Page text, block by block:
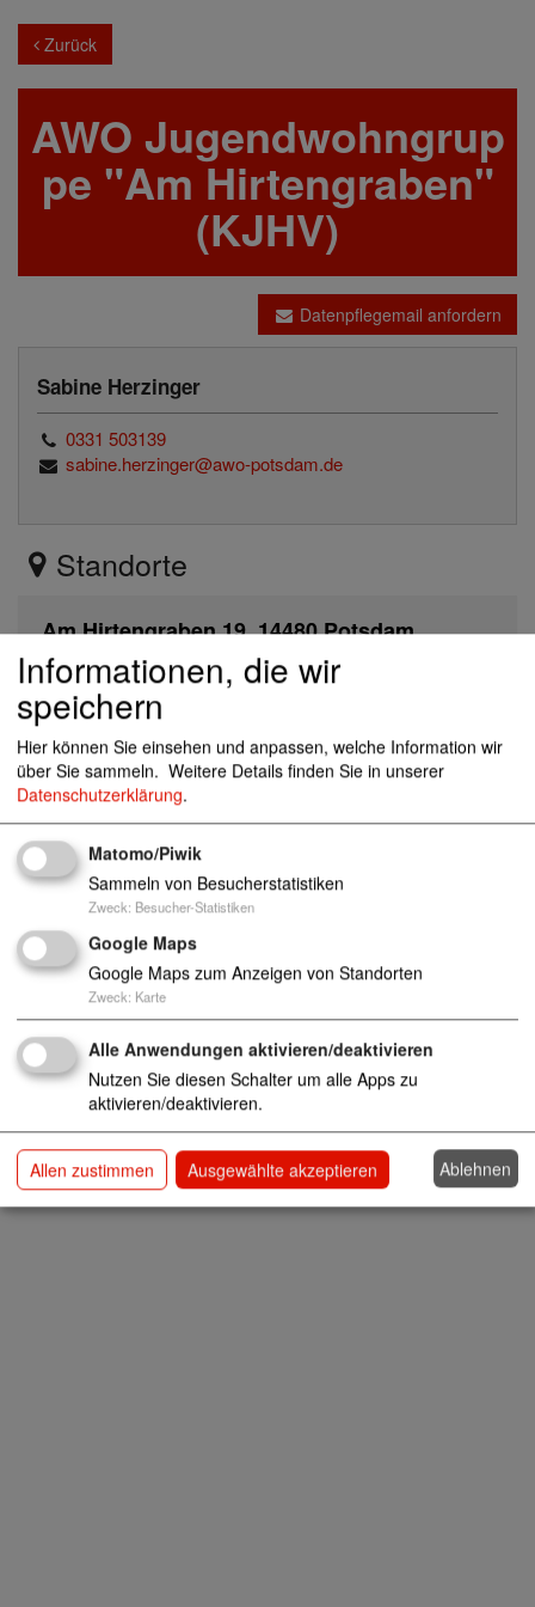
Zurück
AWO Jugendwohngrup
pe "Am Hirtengraben"
(KJHV)
Datenpflegemail anfordern
Sabine Herzinger
0331 503139
sabine.herzinger@awo-potsdam.de
Standorte
Am Hirtengraben 19, 14480 Potsdam
wg-hirtengraben@awo-potsdam.de
0331 901889
https://www.awo-potsdam.de/einrichtungen-
und-dienste/kinder-jugendliche/kinder-und-jugen
dhilfeverbund/articles/jugendwohngruppe-am-hi
rtengraben.html
Heime für Kinder und Jugendliche/Betreutes Woh
nen/sonstige betreute Wohnformen (§34 SGB VII
I)
Anzahl Plätze: 7
Informationen, die wir
speichern
Hier können Sie einsehen und anpassen, welche Information wir
über Sie sammeln. Weitere Details finden Sie in unserer
Datenschutzerklärung.
Matomo/Piwik
Sammeln von Besucherstatistiken
Zweck: Besucher-Statistiken
Google Maps
Google Maps zum Anzeigen von Standorten
Zweck: Karte
Alle Anwendungen aktivieren/deaktivieren
Nutzen Sie diesen Schalter um alle Apps zu
aktivieren/deaktivieren.
Allen zustimmen Ausgewählte akzeptieren Ablehnen